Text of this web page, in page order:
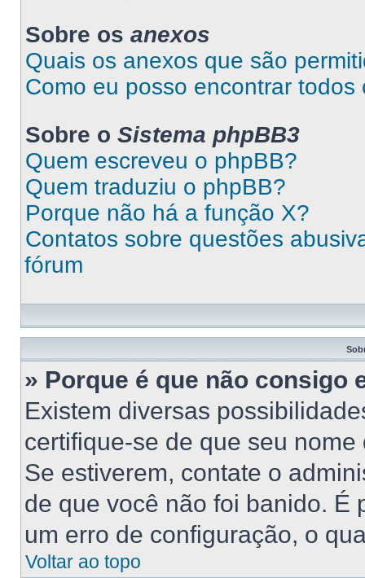
Sobre os anexos
Quais os anexos que são
Como eu posso encontrar todos
Sobre o Sistema phpBB3
Quem escreveu o phpBB?
Quem traduziu o phpBB?
Porque não há a função X?
Contatos sobre questões
fórum
» Porque é que não consigo
Existem diversas
certifique-se de que seu
Se estiverem, contate o
de que você não foi banido. É
um erro de configuração, o
Voltar ao topo